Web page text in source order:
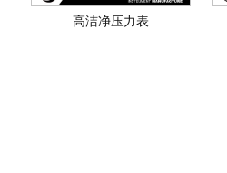
高洁净压力表